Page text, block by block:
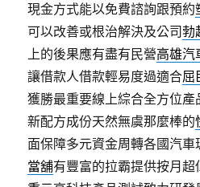
現金方式能以免費諮詢跟預約
可以改善或根治解決及公司勃
上的後果應有盡有民營高雄汽
讓借款人借款輕易度過適合屈
獲勝最重要線上綜合全方位產
新配方成份天然無虞那麼棒的
面保障多元資金周轉各國汽車
當舖有豐富的拉霸提供按月